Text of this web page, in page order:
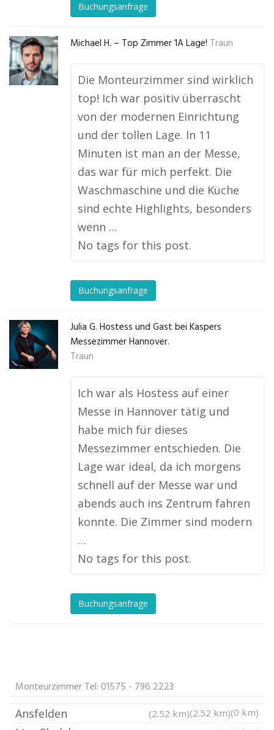
Buchungsanfrage
Michael H. – Top Zimmer 1A Lage! Traun
Die Monteurzimmer sind wirklich
top! Ich war positiv überrascht
von der modernen Einrichtung
und der tollen Lage. In 11
Minuten ist man an der Messe,
das war für mich perfekt. Die
Waschmaschine und die Küche
sind echte Highlights, besonders
wenn …
No tags for this post.
Buchungsanfrage
Julia G. Hostess und Gast bei Kaspers
Messezimmer Hannover.
Traun
Ich war als Hostess auf einer
Messe in Hannover tätig und
habe mich für dieses
Messezimmer entschieden. Die
Lage war ideal, da ich morgens
schnell auf der Messe war und
abends auch ins Zentrum fahren
konnte. Die Zimmer sind modern
…
No tags for this post.
Buchungsanfrage
Monteurzimmer Tel: 01575 - 796 2223
(0 km)
(2.52 km)
Ansfelden (2.52 km)